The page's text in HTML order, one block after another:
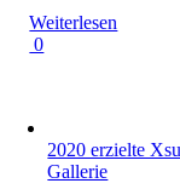
Weiterlesen
0
2020 erzielte
Gallerie